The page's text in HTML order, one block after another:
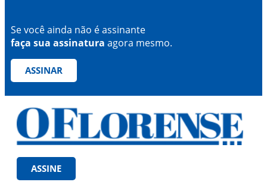
Se você ainda não é assinante
faça sua assinatura agora mesmo.
ASSINAR
ASSINE